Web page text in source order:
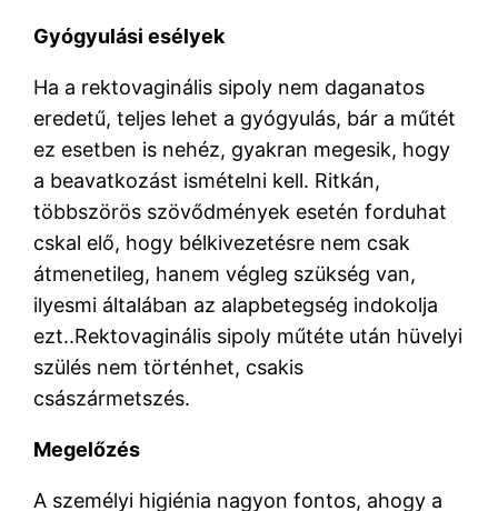
Gyógyulási esélyek
Ha a rektovaginális sipoly nem daganatos
eredetű, teljes lehet a gyógyulás, bár a műtét
ez esetben is nehéz, gyakran megesik, hogy
a beavatkozást ismételni kell. Ritkán,
többszörös szövődmények esetén forduhat
cskal elő, hogy bélkivezetésre nem csak
átmenetileg, hanem végleg szükség van,
ilyesmi általában az alapbetegség indokolja
ezt..Rektovaginális sipoly műtéte után hüvelyi
szülés nem történhet, csakis
császármetszés.
Megelőzés
A személyi higiénia nagyon fontos, ahogy a